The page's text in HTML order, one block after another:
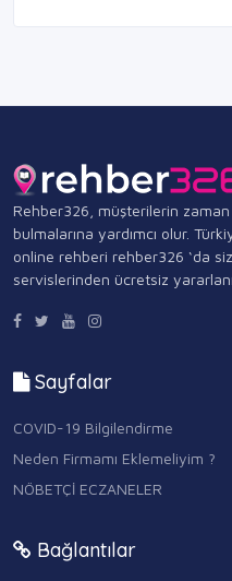
Rehber326, müşterilerin
bulmalarına yardımcı olur.
online rehberi rehber326 ‘da
servislerinden ücretsiz
Sayfalar
COVID-19 Bilgilendirme
Neden Firmamı Eklemeliyim ?
NÖBETÇİ ECZANELER
Bağlantılar